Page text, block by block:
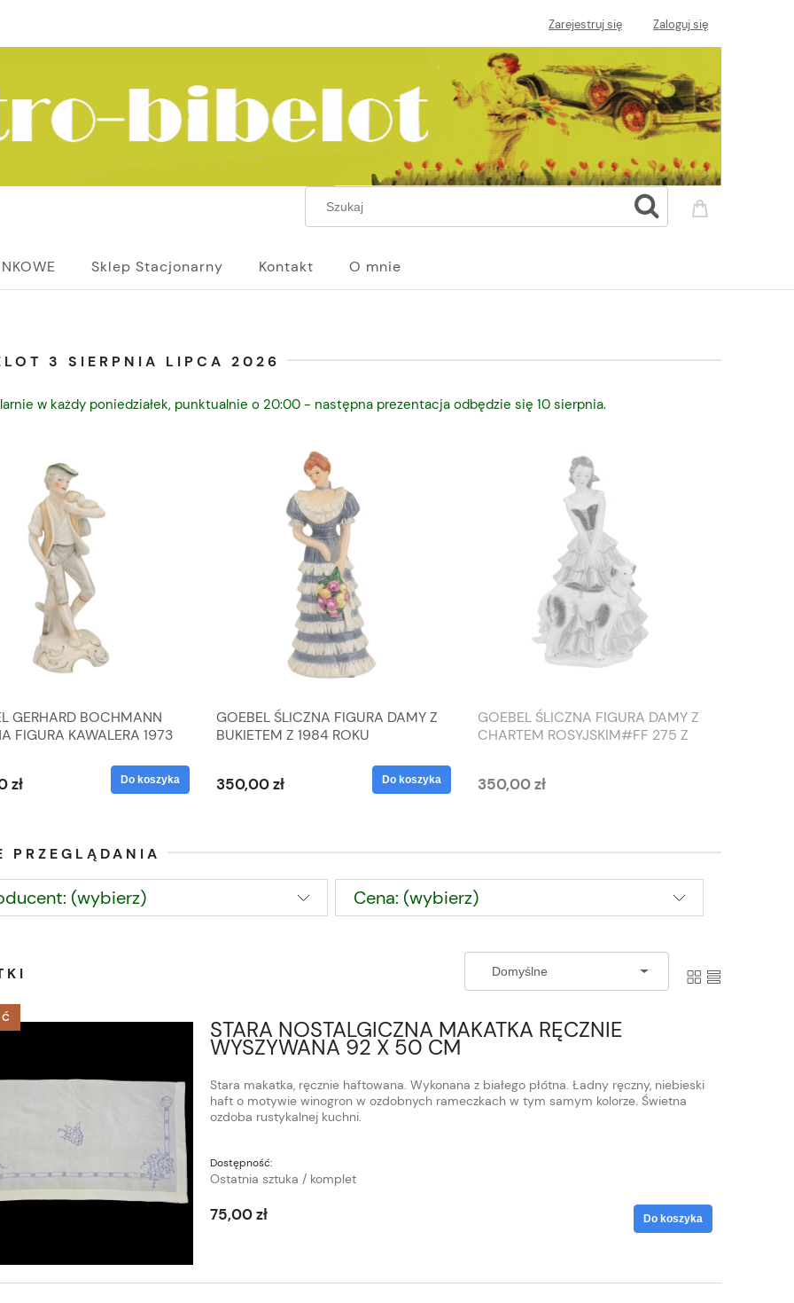
Zarejestruj się Zaloguj się
Sklep Stacjonarny Kontakt O mnie
3 SIERPNIA LIPCA 2026
w każdy poniedziałek, punktualnie o 20:00 - następna prezentacja odbędzie się 10 sierpnia.
GERHARD BOCHMANN
FIGURA KAWALERA 1973
zł Do koszyka
GOEBEL ŚLICZNA FIGURA DAMY Z
BUKIETEM Z 1984 ROKU
350,00 zł Do koszyka
GOEBEL ŚLICZNA FIGURA DAMY Z
CHARTEM ROSYJSKIM#FF 275 Z
350,00 zł
PRZEGLĄDANIA
(wybierz) Cena: (wybierz)
STARA NOSTALGICZNA MAKATKA RĘCZNIE
WYSZYWANA 92 X 50 CM
Stara makatka, ręcznie haftowana. Wykonana z białego płótna. Ładny ręczny, niebieski
haft o motywie winogron w ozdobnych rameczkach w tym samym kolorze. Świetna
ozdoba rustykalnej kuchni.
Dostępność:
Ostatnia sztuka / komplet
75,00 zł Do koszyka